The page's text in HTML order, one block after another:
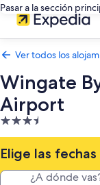
Pasar a la sección
Ver todos los
Wingate
Airport
Alojamiento
de
3.5 estrellas
Elige las
¿A dónde